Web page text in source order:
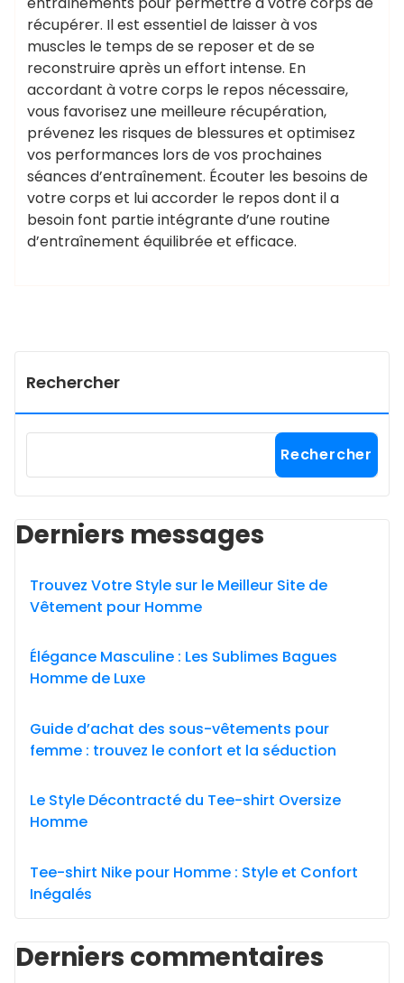
récupérer. Il est essentiel de laisser à vos
muscles le temps de se reposer et de se
reconstruire après un effort intense. En
accordant à votre corps le repos nécessaire,
vous favorisez une meilleure récupération,
prévenez les risques de blessures et optimisez
vos performances lors de vos prochaines
séances d’entraînement. Écouter les besoins de
votre corps et lui accorder le repos dont il a
besoin font partie intégrante d’une routine
d’entraînement équilibrée et efficace.
Rechercher
Rechercher
Derniers messages
Trouvez Votre Style sur le Meilleur Site de
Vêtement pour Homme
Élégance Masculine : Les Sublimes Bagues
Homme de Luxe
Guide d’achat des sous-vêtements pour
femme : trouvez le confort et la séduction
Le Style Décontracté du Tee-shirt Oversize
Homme
Tee-shirt Nike pour Homme : Style et Confort
Inégalés
Derniers commentaires